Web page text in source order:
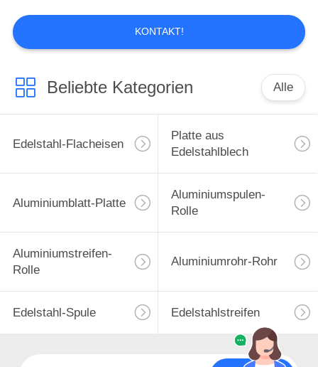
KONTAKT!
Beliebte Kategorien Alle
Edelstahl-Flacheisen
Platte aus
Edelstahlblech
Aluminiumblatt-Platte
Aluminiumspulen-
Rolle
Aluminiumstreifen-
Rolle
Aluminiumrohr-Rohr
Edelstahl-Spule Edelstahlstreifen